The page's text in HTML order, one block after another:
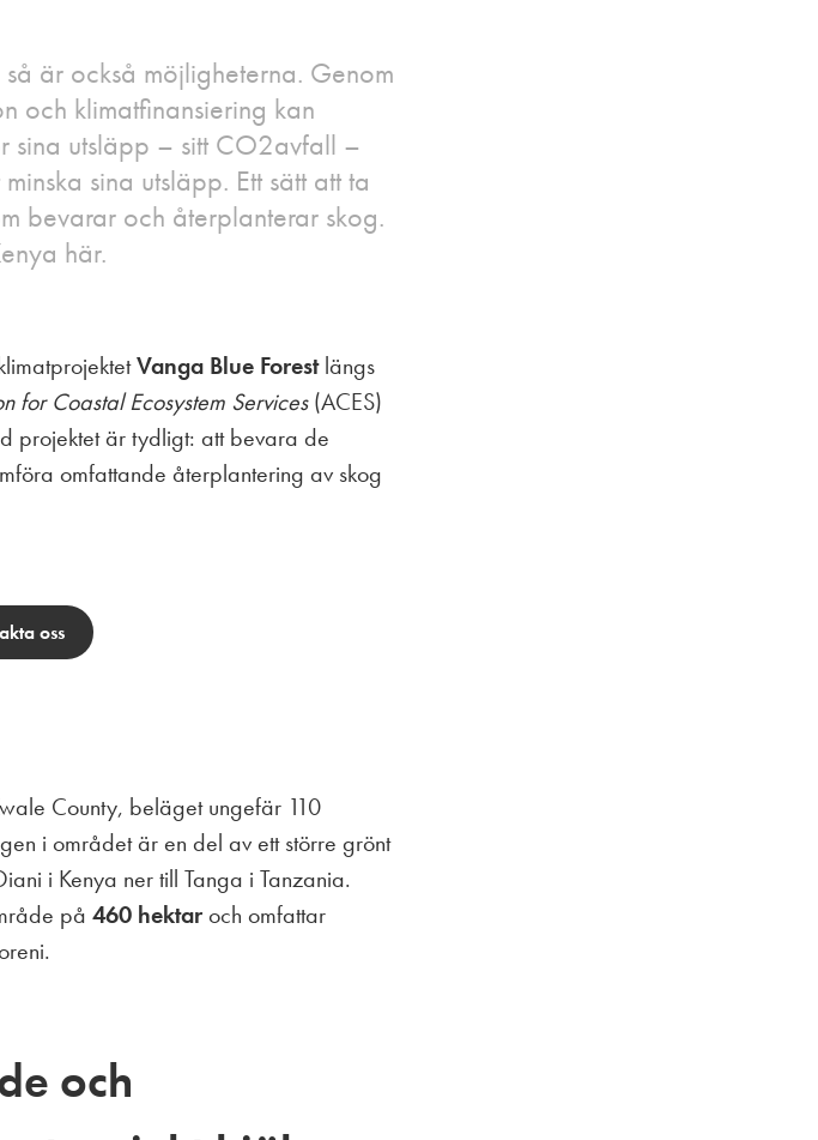
är också möjligheterna. Genom
och klimatfinansiering kan
sina utsläpp – sitt CO2avfall –
sina utsläpp. Ett sätt att ta
bevarar och återplanterar skog.
här.
Vanga Blue Forestlängs
for Coastal Ecosystem Services(ACES)
projektet är tydligt: att bevara de
omfattande återplantering av skog
oss
County, beläget ungefär 110
i området är en del av ett större grönt
i Kenya ner till Tanga i Tanzania.
på460 hektar och omfattar
och